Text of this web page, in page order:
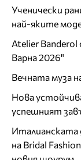
Ученически
най-яките
Atelier
Варна 2026"
Вечната муза
Нова
успешният
Италианската
на Bridal